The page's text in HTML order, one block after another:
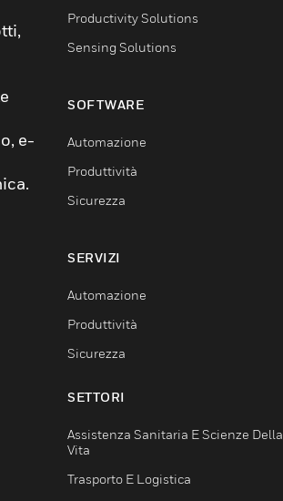
e-
Productivity Solutions
Sensing Solutions
SOFTWARE
Automazione
Produttività
Sicurezza
SERVIZI
Automazione
Produttività
Sicurezza
SETTORI
Assistenza Sanitaria E Scienze Della
Vita
Trasporto E Logistica